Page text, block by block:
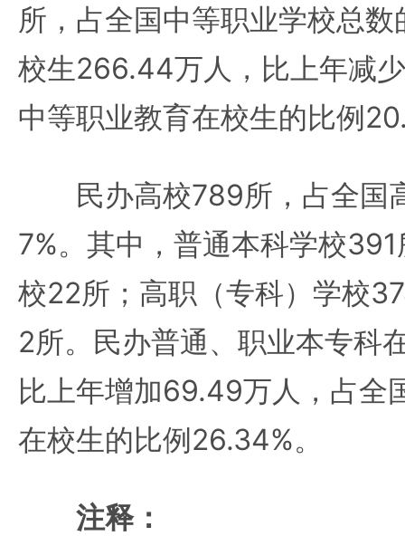
所，占全国中等职业学校总
校生266.44万人，比上年减
中等职业教育在校生的比例
民办高校789所，占全国
7%。其中，普通本科学校
校22所；高职（专科）学校
2所。民办普通、职业本专科
比上年增加69.49万人，占全
在校生的比例26.34%。
注释：